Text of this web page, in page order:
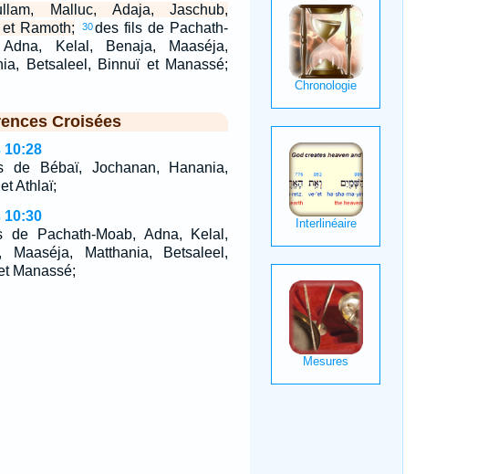
Malluc, Adaja, Jaschub,
Ramoth;
30des fils de Pachath-
Adna, Kelal, Benaja, Maaséja,
Betsaleel, Binnuï et Manassé;
Croisées
10:28
de Bébaï, Jochanan, Hanania,
Athlaï;
10:30
de Pachath-Moab, Adna, Kelal,
Maaséja, Matthania, Betsaleel,
Manassé;